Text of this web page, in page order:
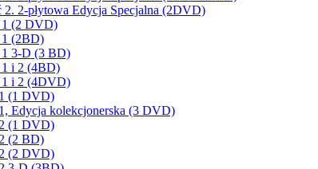
2-płytowa Edycja Specjalna (2DVD)
1 (2 DVD)
1 (2BD)
1 3-D (3 BD)
1 i 2 (4BD)
1 i 2 (4DVD)
(1 DVD)
Edycja kolekcjonerska (3 DVD)
(1 DVD)
(2 BD)
(2 DVD)